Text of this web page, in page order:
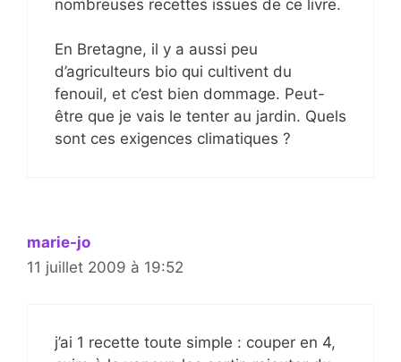
nombreuses recettes issues de ce livre.
En Bretagne, il y a aussi peu
d’agriculteurs bio qui cultivent du
fenouil, et c’est bien dommage. Peut-
être que je vais le tenter au jardin. Quels
sont ces exigences climatiques ?
marie-jo
11 juillet 2009 à 19:52
j’ai 1 recette toute simple : couper en 4,